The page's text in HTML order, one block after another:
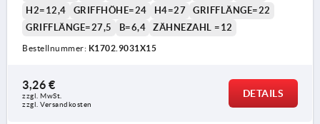
H2=12,4
GRIFFHÖHE=24 H4=27
GRIFFLÄNGE=22
GRIFFLÄNGE=27,5
B=6,4 ZÄHNEZAHL =12
Bestellnummer: K1702.9031X15
3,26 €
zzgl. MwSt.
zzgl. Versandkosten
DETAILS